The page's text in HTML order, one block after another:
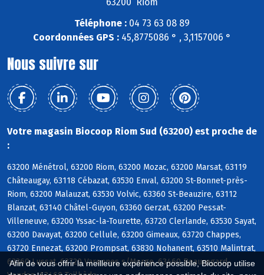
Afin de vous offrir la meilleure expérience possible, Biocoop utilise
Téléphone : 04 73 63 08 89
Coordonnées GPS : 45,8775086 ° , 3,1157006 °
Nous suivre sur
Votre magasin Biocoop Riom Sud (63200) est proche de
:
63200 Ménétrol, 63200 Riom, 63200 Mozac, 63200 Marsat, 63119
Châteaugay, 63118 Cébazat, 63530 Enval, 63200 St-Bonnet-près-
Riom, 63200 Malauzat, 63530 Volvic, 63360 St-Beauzire, 63112
Blanzat, 63140 Châtel-Guyon, 63360 Gerzat, 63200 Pessat-
Villeneuve, 63200 Yssac-la-Tourette, 63720 Clerlande, 63530 Sayat,
63200 Davayat, 63200 Cellule, 63200 Gimeaux, 63720 Chappes,
63720 Ennezat, 63200 Prompsat, 63830 Nohanent, 63510 Malintrat,
63360 Lussat, 63720 Varennes s/Morge, 63460 Beauregard-